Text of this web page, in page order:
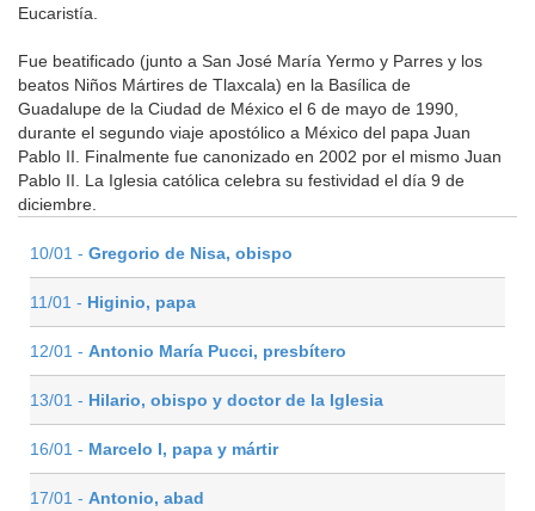
Eucaristía.
Fue beatificado (junto a San José María Yermo y Parres y los
beatos Niños Mártires de Tlaxcala) en la Basílica de
Guadalupe de la Ciudad de México el 6 de mayo de 1990,
durante el segundo viaje apostólico a México del papa Juan
Pablo II. Finalmente fue canonizado en 2002 por el mismo Juan
Pablo II. La Iglesia católica celebra su festividad el día 9 de
diciembre.
10/01 - Gregorio de Nisa, obispo
11/01 - Higinio, papa
12/01 - Antonio María Pucci, presbítero
13/01 - Hilario, obispo y doctor de la Iglesia
16/01 - Marcelo I, papa y mártir
17/01 - Antonio, abad